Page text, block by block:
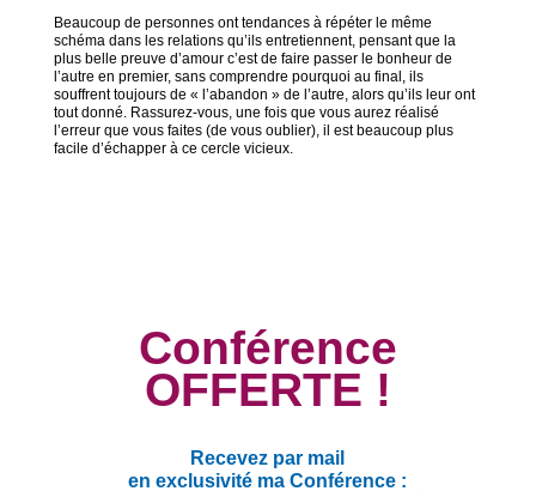
Beaucoup de personnes ont tendances à répéter le même
schéma dans les relations qu’ils entretiennent, pensant que la
plus belle preuve d’amour c’est de faire passer le bonheur de
l’autre en premier, sans comprendre pourquoi au final, ils
souffrent toujours de « l’abandon » de l’autre, alors qu’ils leur ont
tout donné. Rassurez-vous, une fois que vous aurez réalisé
l’erreur que vous faites (de vous oublier), il est beaucoup plus
facile d’échapper à ce cercle vicieux.
Conférence
OFFERTE !
Recevez par mail
en exclusivité ma Conférence :